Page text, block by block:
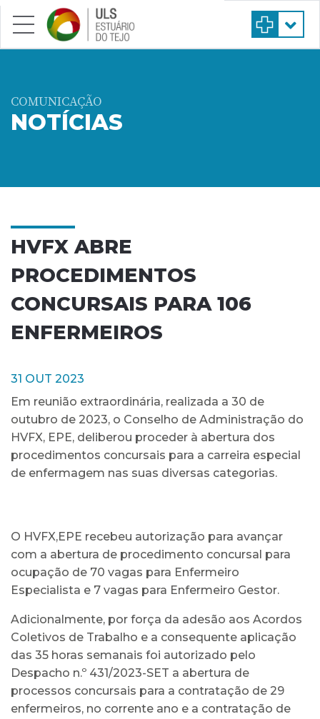
Saltar para conteúdo principal
COMUNICAÇÃO
NOTÍCIAS
HVFX ABRE
PROCEDIMENTOS
CONCURSAIS PARA 106
ENFERMEIROS
31 OUT 2023
Em reunião extraordinária, realizada a 30 de
outubro de 2023, o Conselho de Administração do
HVFX, EPE, deliberou proceder à abertura dos
procedimentos concursais para a carreira especial
de enfermagem nas suas diversas categorias.
O HVFX,EPE recebeu autorização para avançar
com a abertura de procedimento concursal para
ocupação de 70 vagas para Enfermeiro
Especialista e 7 vagas para Enfermeiro Gestor.
Adicionalmente, por força da adesão aos Acordos
Coletivos de Trabalho e a consequente aplicação
das 35 horas semanais foi autorizado pelo
Despacho n.º 431/2023-SET a abertura de
processos concursais para a contratação de 29
enfermeiros, no corrente ano e a contratação de